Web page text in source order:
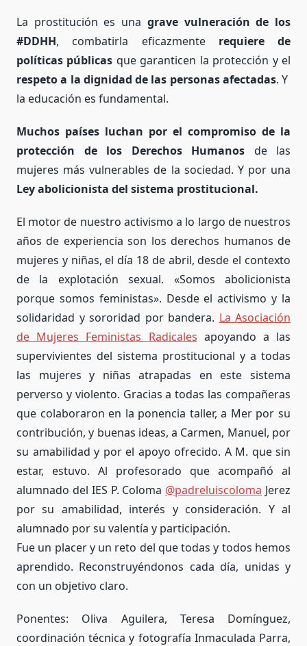
La prostitución es una grave vulneración de los
#DDHH, combatirla eficazmente requiere de
políticas públicas que garanticen la protección y el
respeto a la dignidad de las personas afectadas. Y
la educación es fundamental.
Muchos países luchan por el compromiso de la
protección
de los Derechos Humanos de las
mujeres más vulnerables de la sociedad. Y por una
Ley abolicionista del sistema prostitucional.
El motor de nuestro activismo a lo largo de nuestros
años de experiencia son los derechos humanos de
mujeres y niñas, el día 18 de abril, desde el contexto
de la explotación sexual. «Somos abolicionista
porque somos feministas». Desde el activismo y la
solidaridad y sororidad por bandera. La Asociación
de Mujeres Feministas Radicales apoyando a las
supervivientes del sistema prostitucional y a todas
las mujeres y niñas atrapadas en este sistema
perverso y violento. Gracias a todas las compañeras
que colaboraron en la ponencia taller, a Mer por su
contribución, y buenas ideas, a Carmen, Manuel, por
su amabilidad y por el apoyo ofrecido. A M. que sin
estar, estuvo. Al profesorado que acompañó al
alumnado del IES P. Coloma @padreluiscoloma Jerez
por su amabilidad, interés y consideración. Y al
alumnado por su valentía y participación.
Fue un placer y un reto del que todas y todos hemos
aprendido. Reconstruyéndonos cada día, unidas y
con un objetivo claro.
Ponentes: Oliva Aguilera, Teresa Domínguez,
coordinación técnica y fotografía Inmaculada Parra,